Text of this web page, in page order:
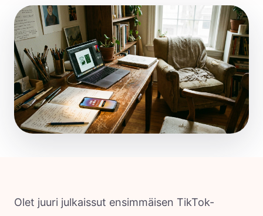
Olet juuri julkaissut ensimmäisen TikTok-